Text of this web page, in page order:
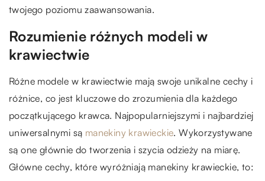
twojego poziomu zaawansowania.
Rozumienie różnych modeli w
krawiectwie
Różne modele w krawiectwie mają swoje unikalne cechy i
różnice, co jest kluczowe do zrozumienia dla każdego
początkującego krawca. Najpopularniejszymi i najbardziej
uniwersalnymi są manekiny krawieckie. Wykorzystywane
są one głównie do tworzenia i szycia odzieży na miarę.
Główne cechy, które wyróżniają manekiny krawieckie, to: